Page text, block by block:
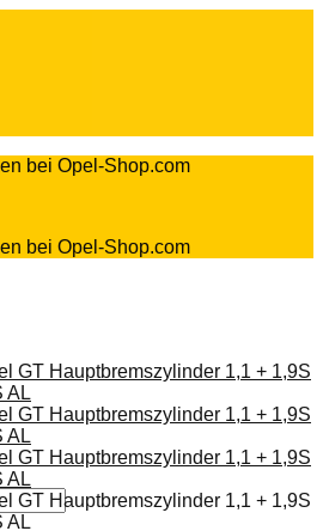
bei Opel-Shop.com
bei Opel-Shop.com